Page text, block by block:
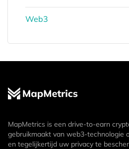
Web3
MapMetrics is een drive-to-earn
gebruikmaakt van web3-technologie
en tegelijkertijd uw privacy te